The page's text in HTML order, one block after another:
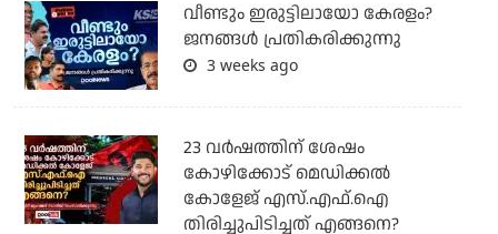
വീണ്ടും ഇരുട്ടിലായോ കേരളം?
ജനങ്ങൾ പ്രതികരിക്കുന്നു
3 weeks ago
23 വർഷത്തിന് ശേഷം
കോഴിക്കോട് മെഡിക്കൽ
കോളേജ് എസ്.എഫ്.ഐ
തിരിച്ചുപിടിച്ചത് എങ്ങനെ?